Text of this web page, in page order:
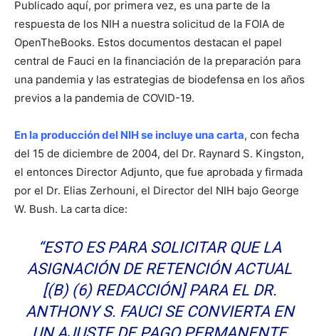
Publicado aquí, por primera vez, es una parte de la
respuesta de los NIH a nuestra solicitud de la FOIA de
OpenTheBooks. Estos documentos destacan el papel
central de Fauci en la financiación de la preparación para
una pandemia y las estrategias de biodefensa en los años
previos a la pandemia de COVID-19.
En la producción del NIH se incluye una carta, con fecha
del 15 de diciembre de 2004, del Dr. Raynard S. Kingston,
el entonces Director Adjunto, que fue aprobada y firmada
por el Dr. Elias Zerhouni, el Director del NIH bajo George
W. Bush. La carta dice:
“ESTO ES PARA SOLICITAR QUE LA
ASIGNACIÓN DE RETENCIÓN ACTUAL
[(B) (6) REDACCIÓN] PARA EL DR.
ANTHONY S. FAUCI SE CONVIERTA EN